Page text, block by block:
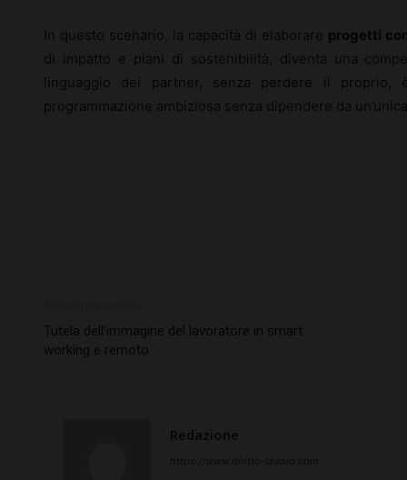
In questo scenario, la capacità di elaborare progetti
di impatto e piani di sostenibilità, diventa una
linguaggio dei partner, senza perdere il
programmazione ambiziosa senza dipendere da
Tutela dell’immagine del lavoratore in smart
working e remoto
Redazione